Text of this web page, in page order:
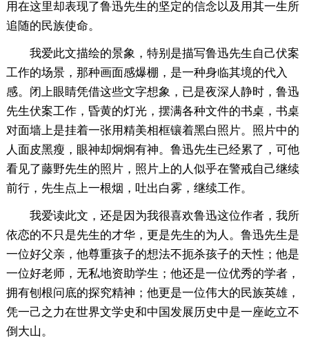
用在这里却表现了鲁迅先生的坚定的信念以及用其一生所
追随的民族使命。
我爱此文描绘的景象，特别是描写鲁迅先生自己伏案
工作的场景，那种画面感爆棚，是一种身临其境的代入
感。闭上眼睛凭借这些文字想象，已是夜深人静时，鲁迅
先生伏案工作，昏黄的灯光，摆满各种文件的书桌，书桌
对面墙上是挂着一张用精美相框镶着黑白照片。照片中的
人面皮黑瘦，眼神却炯炯有神。鲁迅先生已经累了，可他
看见了藤野先生的照片，照片上的人似乎在警戒自己继续
前行，先生点上一根烟，吐出白雾，继续工作。
我爱读此文，还是因为我很喜欢鲁迅这位作者，我所
依恋的不只是先生的才华，更是先生的为人。鲁迅先生是
一位好父亲，他尊重孩子的想法不扼杀孩子的天性；他是
一位好老师，无私地资助学生；他还是一位优秀的学者，
拥有刨根问底的探究精神；他更是一位伟大的民族英雄，
凭一己之力在世界文学史和中国发展历史中是一座屹立不
倒大山。